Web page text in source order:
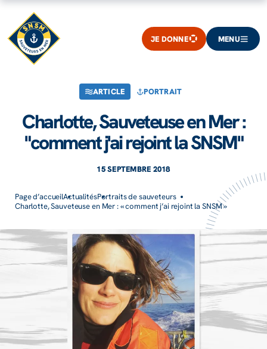
JE DONNE MENU
ARTICLE PORTRAIT
Charlotte, Sauveteuse en Mer :
"comment j'ai rejoint la SNSM"
15 SEPTEMBRE 2018
Page d’accueilActualitésPortraits de sauveteurs
Charlotte, Sauveteuse en Mer : « comment j’ai rejoint la SNSM »